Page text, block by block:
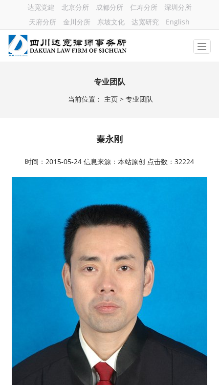
达宽党建 北京分所 成都分所 仁寿分所
深圳分所
天府分所
金川分所 东坡文化 达宽研究 English
专业团队
当前位置： 主页> 专业团队
秦永刚
时间：2015-05-24 信息来源：本站原创 点击数：32224